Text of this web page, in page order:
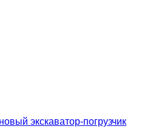
новый экскаватор-погрузчик